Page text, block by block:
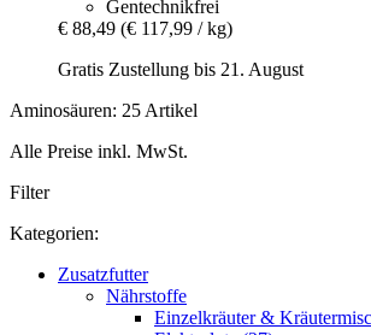
Gentechnikfrei
€ 88,49 (€ 117,99 / kg)
Gratis Zustellung bis 21. August
Aminosäuren: 25 Artikel
Alle Preise inkl. MwSt.
Filter
Kategorien:
Zusatzfutter
Nährstoffe
Einzelkräuter &